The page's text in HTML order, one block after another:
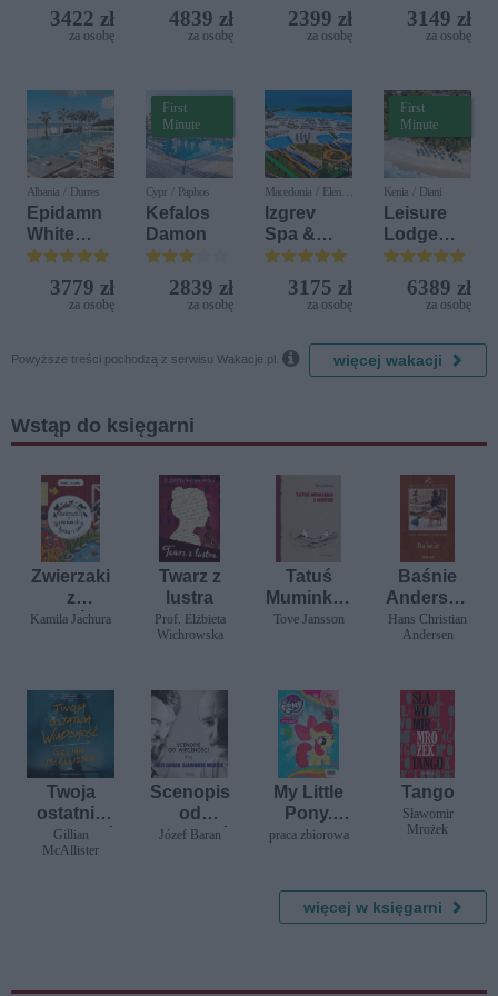
3422 zł
za osobę
(ex. Citta
del Mare)
4839 zł
za osobę
2399 zł
za osobę
Iberostar
Bijela
3149 zł
za osobę
Albania / Durres
Epidamn
White
Sensation
3779 zł
za osobę
First
Minute
Cypr / Paphos
Kefalos
Damon
2839 zł
za osobę
Macedonia / Elen
Kamen
Izgrev
Spa &
Aquapark
3175 zł
za osobę
First
Minute
Kenia / Diani
Leisure
Lodge
Beach &
Golf
Resort by
Diamonds
6389 zł
za osobę
Powyższe treści pochodzą z serwisu Wakacje.pl.  więcej wakacji
Wstąp do księgarni
Zwierzaki
z
podwórek
Kamila Jachura
Twarz z
lustra
Prof. Elżbieta
Wichrowska
Tatuś
Muminka i
morze
Tove Jansson
Baśnie
Andersen
a
Hans Christian
Andersen
Twoja
ostatnia
wiadomoś
ć
Gillian
McAllister
Scenopis
od
wiecznoś
Józef Baran
My Little
Pony.
Magiczna
Apple
Bloom
praca zbiorowa
Tango
Sławomir
Mrożek
więcej w księgarni